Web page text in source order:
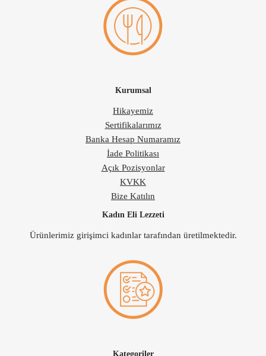
Kurumsal
Hikayemiz
Sertifikalarımız
Banka Hesap Numaramız
İade Politikası
Açık Pozisyonlar
KVKK
Bize Katılın
Kadın Eli Lezzeti
Ürünlerimiz girişimci kadınlar tarafından üretilmektedir.
Kategoriler